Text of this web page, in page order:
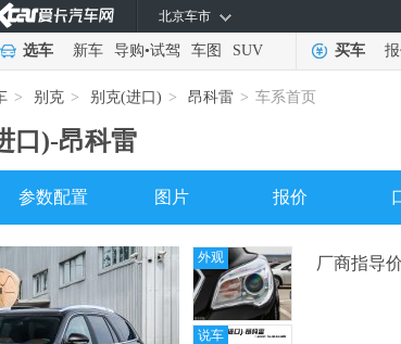
北京车市
选车 新车 导购•试驾 车图 SUV 买车
> 别克 > 别克(进口) > 昂科雷 > 车系首页
口)-昂科雷
参数配置 图片 报价
外观
说车
厂商指导价